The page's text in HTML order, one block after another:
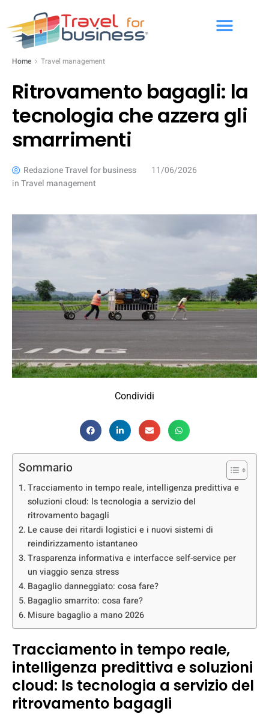
Home Travel management
Ritrovamento bagagli: la
tecnologia che azzera gli
smarrimenti
Redazione Travel for business
11/06/2026
inTravel management
Condividi
Sommario
Tracciamento in tempo reale, intelligenza predittiva e
soluzioni cloud: ls tecnologia a servizio del
ritrovamento bagagli
Le cause dei ritardi logistici e i nuovi sistemi di
reindirizzamento istantaneo
Trasparenza informativa e interfacce self-service per
un viaggio senza stress
Bagaglio danneggiato: cosa fare?
Bagaglio smarrito: cosa fare?
Misure bagaglio a mano 2026
Tracciamento in tempo reale,
intelligenza predittiva e soluzioni
cloud: ls tecnologia a servizio del
ritrovamento bagagli